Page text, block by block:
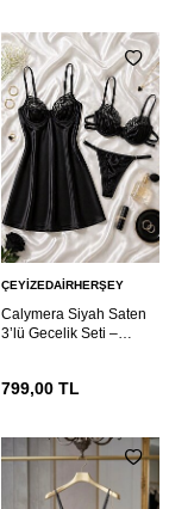
ÇEYIZEDAIRHERŞEY
Calymera Siyah Saten
3’lü Gecelik Seti –
799,00TL